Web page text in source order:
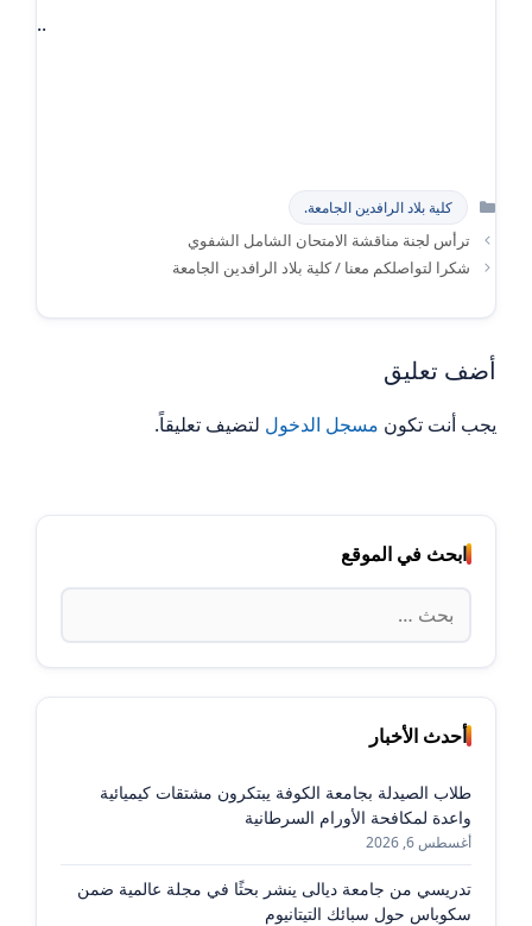
..
التصنيفات
كلية بلاد الرافدين الجامعة.
ترأس لجنة مناقشة الامتحان الشامل الشفوي
شكرا لتواصلكم معنا / كلية بلاد الرافدين الجامعة
أضف تعليق
يجب أنت تكون مسجل الدخول لتضيف تعليقاً.
ابحث في الموقع
البحث
عن:
أحدث الأخبار
طلاب الصيدلة بجامعة الكوفة يبتكرون مشتقات كيميائية
واعدة لمكافحة الأورام السرطانية
أغسطس 6, 2026
تدريسي من جامعة ديالى ينشر بحثًا في مجلة عالمية ضمن
سكوباس حول سبائك التيتانيوم